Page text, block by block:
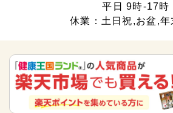
平日 9時-17時
休業：土日祝,お盆,年